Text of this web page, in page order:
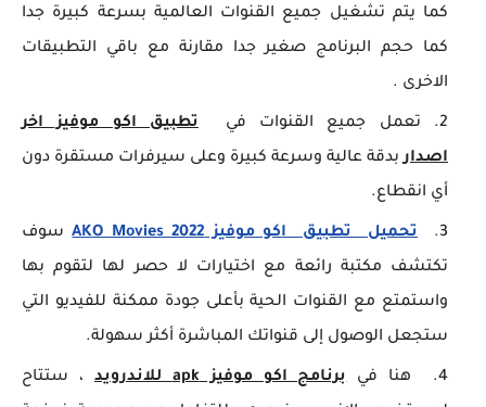
كما يتم تشغيل جميع القنوات العالمية بسرعة كبيرة جدا
كما حجم البرنامج صغير جدا مقارنة مع باقي التطبيقات
الاخرى .
تعمل جميع القنوات في تطبيق اكو موفيز اخر
اصداربدقة عالية وسرعة كبيرة وعلى سيرفرات مستقرة دون
أي انقطاع.
تحميل تطبيق اكو موفيز AKO Movies 2022
سوف
تكتشف مكتبة رائعة مع اختيارات لا حصر لها لتقوم بها
واستمتع مع القنوات الحية بأعلى جودة ممكنة للفيديو التي
ستجعل الوصول إلى قنواتك المباشرة أكثر سهولة.
هنا فيبرنامج اكو موفيز apk للاندرويد
، ستتاح